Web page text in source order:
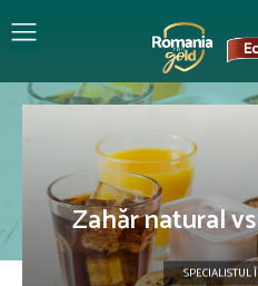
Zahăr natural
SPECIALISTUL